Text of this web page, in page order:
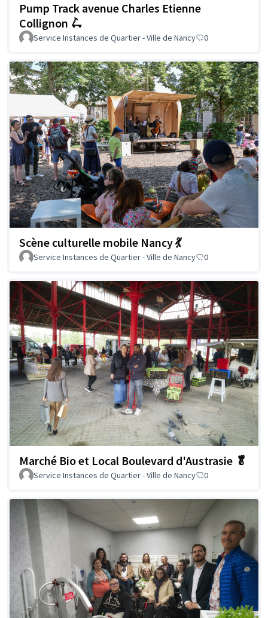
Pump Track avenue Charles Etienne
Collignon 🛴
Service Instances de Quartier - Ville de Nancy 0
Scène culturelle mobile Nancy 💃
Service Instances de Quartier - Ville de Nancy 0
Marché Bio et Local Boulevard d'Austrasie 🥬
Service Instances de Quartier - Ville de Nancy 0